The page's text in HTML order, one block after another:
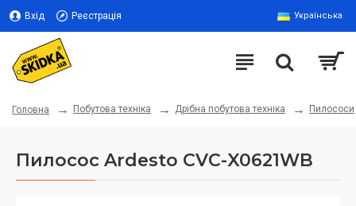
Вхід Реєстрація Українська
Головна Побутова техніка Дрібна побутова техніка Пилососи
Пилосос Ardesto CVC-X0621WB